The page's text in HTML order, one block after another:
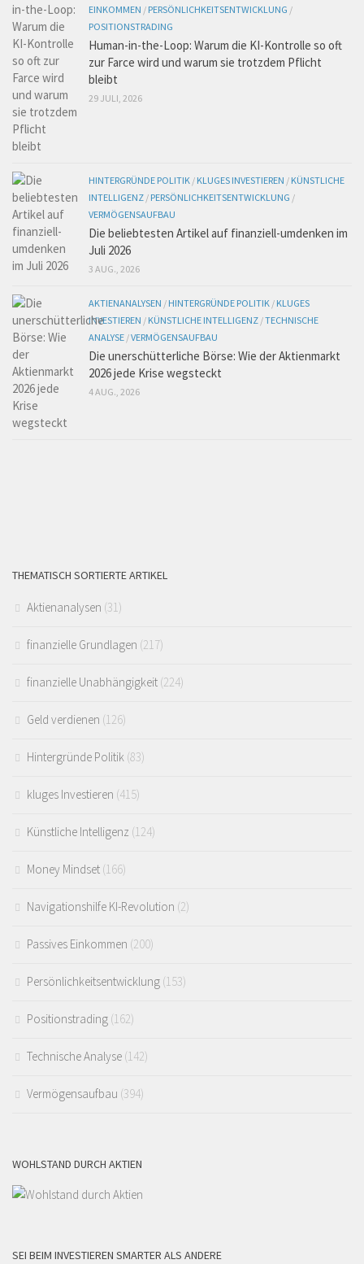
EINKOMMEN / PERSÖNLICHKEITSENTWICKLUNG /
POSITIONSTRADING
Human-in-the-Loop: Warum die KI-Kontrolle so oft
zur Farce wird und warum sie trotzdem Pflicht
bleibt
29 JULI, 2026
HINTERGRÜNDE POLITIK / KLUGES INVESTIEREN / KÜNSTLICHE
INTELLIGENZ / PERSÖNLICHKEITSENTWICKLUNG /
VERMÖGENSAUFBAU
Die beliebtesten Artikel auf finanziell-umdenken im
Juli 2026
3 AUG., 2026
AKTIENANALYSEN / HINTERGRÜNDE POLITIK / KLUGES
INVESTIEREN / KÜNSTLICHE INTELLIGENZ /TECHNISCHE
ANALYSE /VERMÖGENSAUFBAU
Die unerschütterliche Börse: Wie der Aktienmarkt
2026 jede Krise wegsteckt
4 AUG., 2026
THEMATISCH SORTIERTE ARTIKEL
Aktienanalysen (31)
finanzielle Grundlagen (217)
finanzielle Unabhängigkeit (224)
Geld verdienen (126)
Hintergründe Politik (83)
kluges Investieren (415)
Künstliche Intelligenz (124)
Money Mindset (166)
Navigationshilfe KI-Revolution (2)
Passives Einkommen (200)
Persönlichkeitsentwicklung (153)
Positionstrading (162)
Technische Analyse (142)
Vermögensaufbau (394)
WOHLSTAND DURCH AKTIEN
SEI BEIM INVESTIEREN SMARTER ALS ANDERE